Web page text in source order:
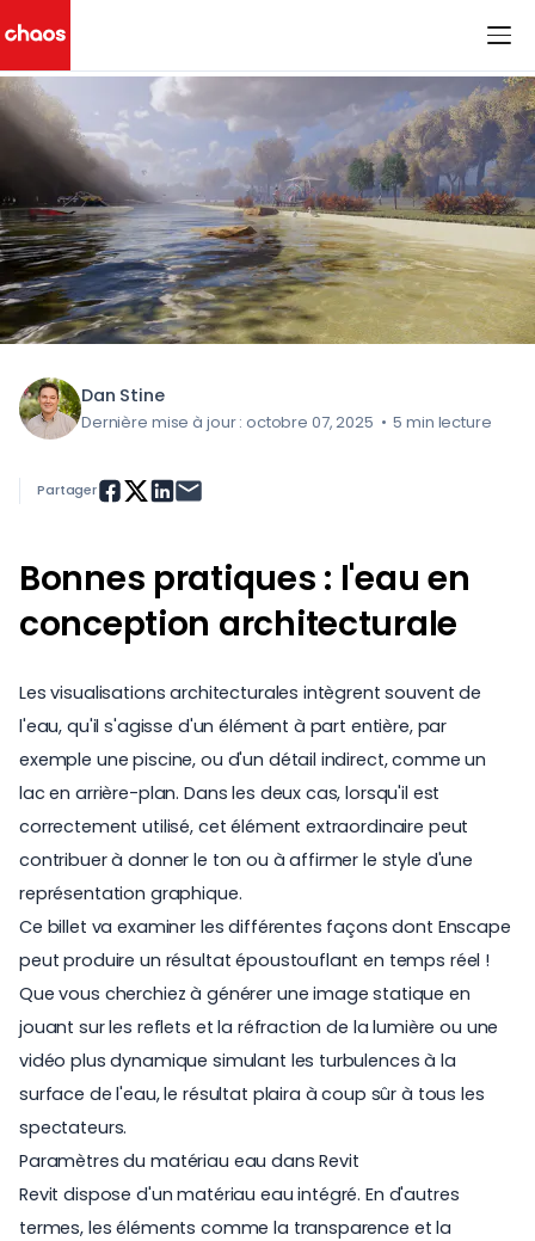
Chaos Logo
< Tous les articles du blog
Dan Stine
Dernière mise à jour : octobre 07, 2025 • 5 min lecture
Bonnes pratiques : l'eau en
conception architecturale
Les visualisations architecturales intègrent souvent de
l'eau, qu'il s'agisse d'un élément à part entière, par
exemple une piscine, ou d'un détail indirect, comme un
lac en arrière-plan. Dans les deux cas, lorsqu'il est
correctement utilisé, cet élément extraordinaire peut
contribuer à donner le ton ou à affirmer le style d'une
représentation graphique.
Ce billet va examiner les différentes façons dont Enscape
peut produire un résultat époustouflant en temps réel !
Que vous cherchiez à générer une image statique en
jouant sur les reflets et la réfraction de la lumière ou une
vidéo plus dynamique simulant les turbulences à la
surface de l'eau, le résultat plaira à coup sûr à tous les
spectateurs.
Paramètres du matériau eau dans Revit
Revit dispose d'un matériau eau intégré. En d'autres
termes, les éléments comme la transparence et la
Partager